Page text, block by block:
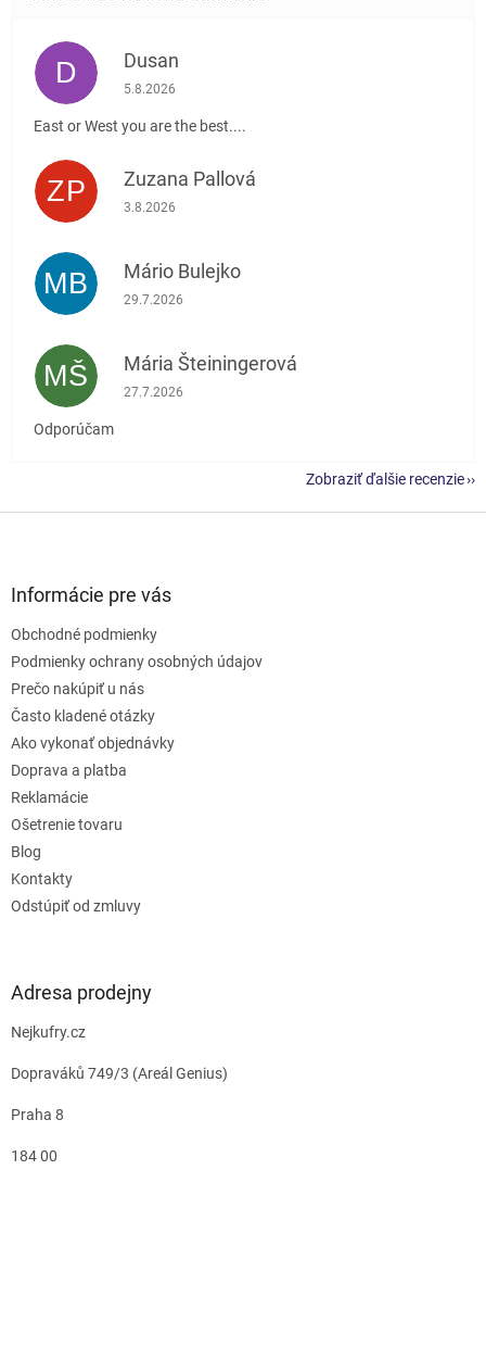
D Dusan
Hodnotenie obchodu je 5 z 5 hviezdičiek.
5.8.2026
East or West you are the best....
ZP Zuzana Pallová
Hodnotenie obchodu je 5 z 5 hviezdičiek.
3.8.2026
MB Mário Bulejko
Hodnotenie obchodu je 5 z 5 hviezdičiek.
29.7.2026
MŠ Mária Šteiningerová
Hodnotenie obchodu je 5 z 5 hviezdičiek.
27.7.2026
Odporúčam
Zobraziť ďalšie recenzie
Informácie pre vás
Obchodné podmienky
Podmienky ochrany osobných údajov
Prečo nakúpiť u nás
Často kladené otázky
Ako vykonať objednávky
Doprava a platba
Reklamácie
Ošetrenie tovaru
Blog
Kontakty
Odstúpiť od zmluvy
Adresa prodejny
Nejkufry.cz
Dopraváků 749/3 (Areál Genius)
Praha 8
184 00